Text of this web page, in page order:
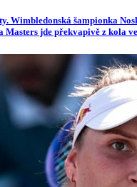
Wimbledonská šampionka
Masters jde překvapivě z kola